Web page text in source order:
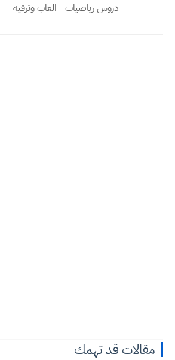
دروس رياضيات - العاب وترفيه
مقالات قد تهمك